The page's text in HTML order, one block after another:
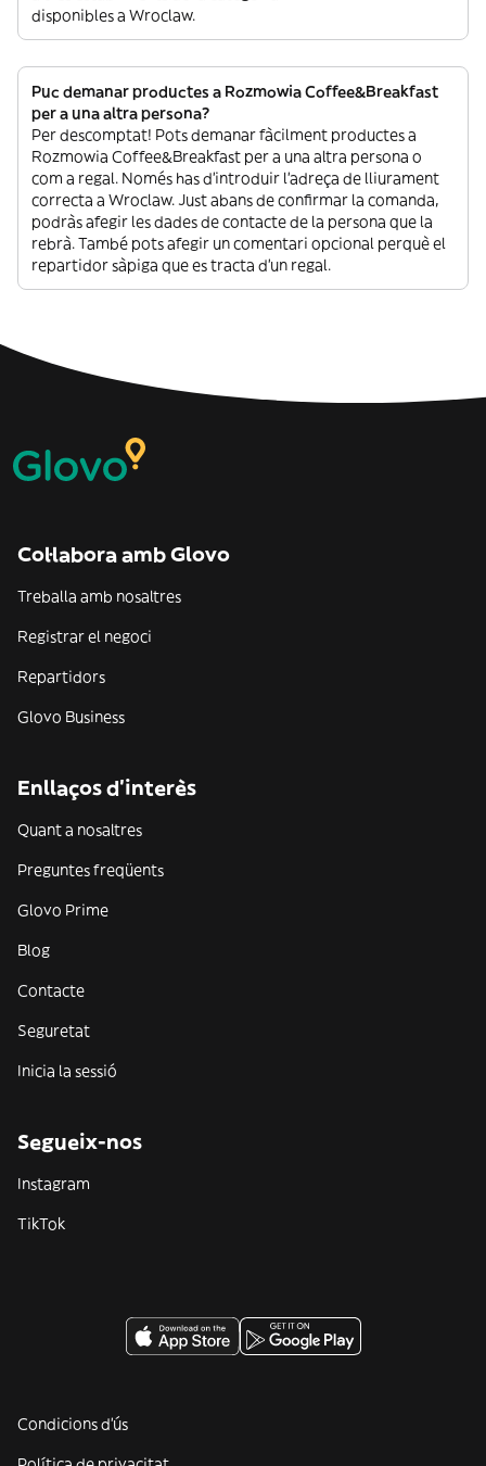
disponibles a Wroclaw.
Puc demanar productes a Rozmowia Coffee&Breakfast
per a una altra persona?
Per descomptat! Pots demanar fàcilment productes a
Rozmowia Coffee&Breakfast per a una altra persona o
com a regal. Només has d’introduir l’adreça de lliurament
correcta a Wroclaw. Just abans de confirmar la comanda,
podràs afegir les dades de contacte de la persona que la
rebrà. També pots afegir un comentari opcional perquè el
repartidor sàpiga que es tracta d’un regal.
Col·labora amb Glovo
Treballa amb nosaltres
Registrar el negoci
Repartidors
Glovo Business
Enllaços d'interès
Quant a nosaltres
Preguntes freqüents
Glovo Prime
Blog
Contacte
Seguretat
Inicia la sessió
Segueix-nos
Instagram
TikTok
Condicions d'ús